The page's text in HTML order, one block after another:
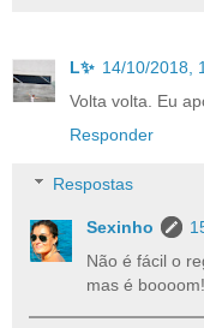
L✨ 14/10/2018,
Volta volta. Eu
Responder
Respostas
Sexinho
Não é fácil o
mas é boooom!